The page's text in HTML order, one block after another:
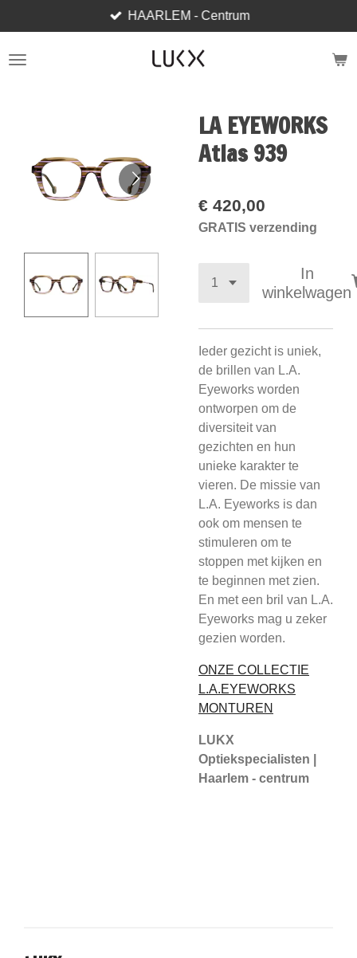
direct
naar
HAARLEM - Centrum
LA EYEWORKS
Atlas 939
€ 420,00
GRATIS verzending
In
winkelwagen
Ieder gezicht is uniek,
de brillen van L.A.
Eyeworks worden
ontworpen om de
diversiteit van
gezichten en hun
unieke karakter te
vieren. De missie van
L.A. Eyeworks is dan
ook om mensen te
stimuleren om te
stoppen met kijken en
te beginnen met zien.
En met een bril van L.A.
Eyeworks mag u zeker
gezien worden.
ONZE COLLECTIE
L.A.EYEWORKS
MONTUREN
LUKX
Optiekspecialisten |
Haarlem - centrum